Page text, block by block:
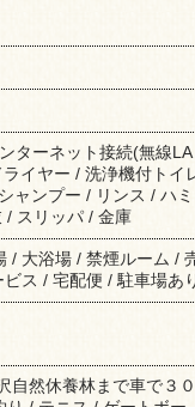
ターネット接続(無線LA
イヤー / 洗浄機付トイ
ャンプー / リンス / ハミ
/ スリッパ / 金庫
/ 大浴場 / 禁煙ルーム /
ス / 宅配便 / 駐車場あ
自然休養林まで車で３０